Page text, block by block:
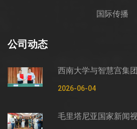
国际传播
公司动态
2026-06-04